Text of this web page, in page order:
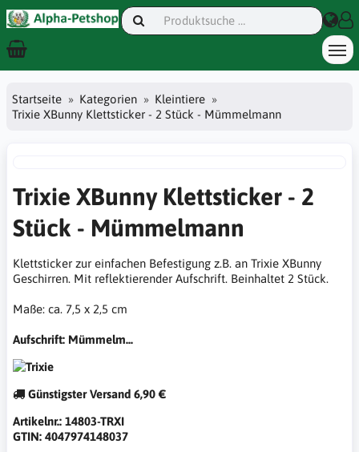
Startseite Kategorien
Kleintiere
Trixie XBunny Klettsticker - 2 Stück - Mümmelmann
Trixie XBunny Klettsticker - 2
Stück - Mümmelmann
Klettsticker zur einfachen Befestigung z.B. an Trixie XBunny
Geschirren. Mit reflektierender Aufschrift. Beinhaltet 2 Stück.
Maße: ca. 7,5 x 2,5 cm
Aufschrift: Mümmelm...
Günstigster Versand 6,90 €
Artikelnr.: 14803-TRXI
GTIN: 4047974148037